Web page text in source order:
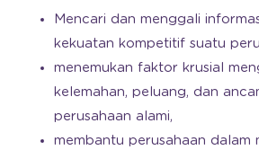
Mencari dan menggali
kekuatan kompetitif suatu
menemukan faktor krusial
kelemahan, peluang, dan
perusahaan alami,
membantu perusahaan dalam